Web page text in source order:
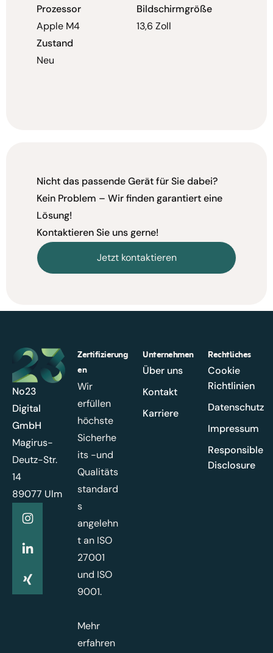
Prozessor
Apple M4
Bildschirmgröße
13,6 Zoll
Zustand
Neu
Nicht das passende Gerät für Sie dabei?
Kein Problem – Wir finden garantiert eine
Lösung!
Kontaktieren Sie uns gerne!
Jetzt kontaktieren
No23
Digital
GmbH
Magirus-
Deutz-Str.
14
89077 Ulm
Zertifizierung
en
Wir
erfüllen
höchste
Sicherhe
its -und
Qualitäts
standard
s
angelehn
t an ISO
27001
und ISO
9001.
Mehr
erfahren
Unternehmen
Über uns
Kontakt
Karriere
Rechtliches
Cookie
Richtlinien
Datenschutz
Impressum
Responsible
Disclosure